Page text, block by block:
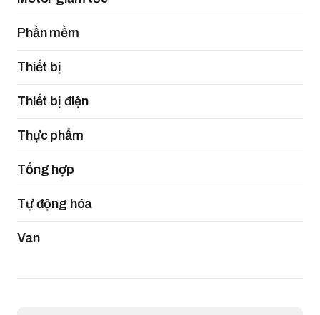
Phần mềm
Thiết bị
Thiết bị điện
Thực phẩm
Tổng hợp
Tự động hóa
Van